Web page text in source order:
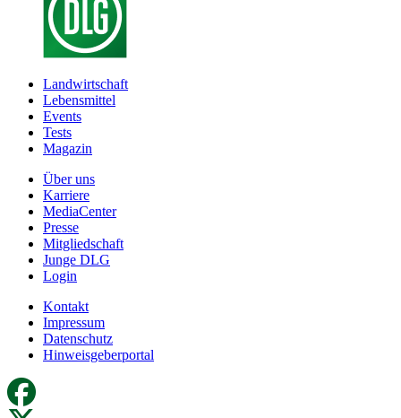
Landwirtschaft
Lebensmittel
Events
Tests
Magazin
Über uns
Karriere
MediaCenter
Presse
Mitgliedschaft
Junge DLG
Login
Kontakt
Impressum
Datenschutz
Hinweisgeberportal